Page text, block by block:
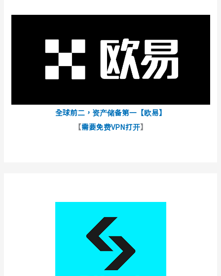
全球前二，资产储备第一【欧易】
【需要免费VPN打开】